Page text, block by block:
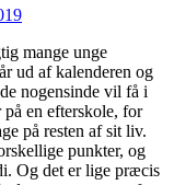
mange unge
ud af kalenderen og
nogensinde vil få i
en efterskole, for
på resten af sit liv.
punkter, og
Og det er lige præcis